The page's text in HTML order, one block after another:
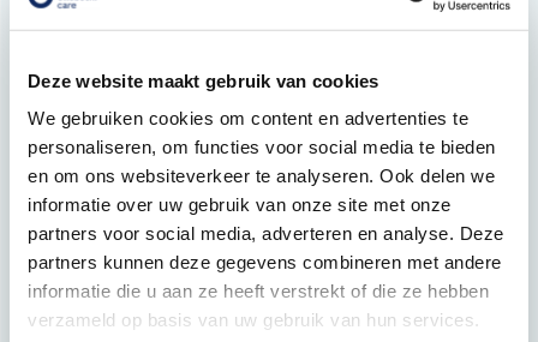
Deze website maakt gebruik van cookies
We gebruiken cookies om content en advertenties te
personaliseren, om functies voor social media te bieden
en om ons websiteverkeer te analyseren. Ook delen we
informatie over uw gebruik van onze site met onze
partners voor social media, adverteren en analyse. Deze
partners kunnen deze gegevens combineren met andere
informatie die u aan ze heeft verstrekt of die ze hebben
verzameld op basis van uw gebruik van hun services.
Hoe lang moet je steunkousen per dag dragen?
Bij welke klachten helpen steunkousen?
Hoe werkt Doff & Donner?
Steunkousen aanmeten. Hoe werkt dat?
Wat zijn drukklassen 1, 2, 3 en 4?